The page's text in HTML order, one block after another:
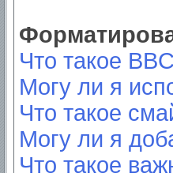
Что такое
Могу ли я
Что такое
Могу ли я
Что такое